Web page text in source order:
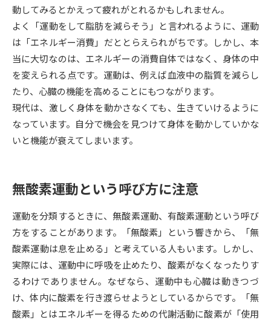
大学で学べる内容や特徴を調べる
新増設大学・学部・学科特集
国際・グローバルに強い大学特
集
データサイエンス特集 奨学金・特待生制度特集
デジタルパンフレット
オープンキャンパスなどを調べる
オープンキャンパス検索 実施プログラムから探す
来場型・Web型イベント特集 夢ナビライブ
動してみるとかえって疲れがとれるかもしれません。
よく「運動をして脂肪を減らそう」と言われるように、運動
は「エネルギー消費」だととらえられがちです。しかし、本
当に大切なのは、エネルギーの消費自体ではなく、身体の中
を変えられる点です。運動は、例えば血液中の脂質を減らし
たり、心臓の機能を高めることにもつながります。
現代は、激しく身体を動かさなくても、生きていけるように
なっています。自分で機会を見つけて身体を動かしていかな
いと機能が衰えてしまいます。
無酸素運動という呼び方に注意
運動を分類するときに、無酸素運動、有酸素運動という呼び
方をすることがあります。「無酸素」という響きから、「無
酸素運動は息を止める」と考えている人もいます。しかし、
実際には、運動中に呼吸を止めたり、酸素がなくなったりす
るわけでありません。なぜなら、運動中も心臓は動きつづ
け、体内に酸素を行き渡らせようとしているからです。「無
酸素」とはエネルギーを得るための代謝活動に酸素が「使用